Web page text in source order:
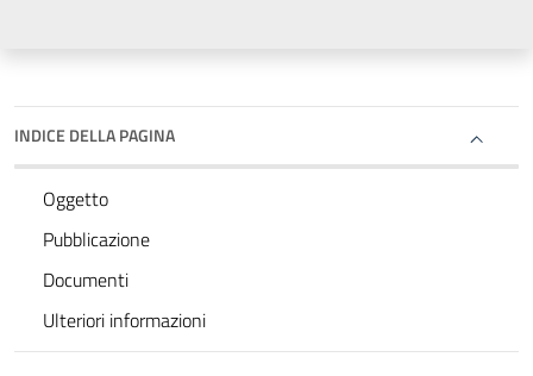
INDICE DELLA PAGINA
Oggetto
Pubblicazione
Documenti
Ulteriori informazioni